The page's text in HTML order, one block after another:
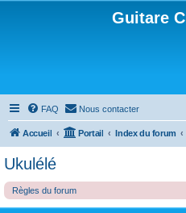
Guitare
FAQ Nous contacter
Accueil Portail Index du forum
Ukulélé
Règles du forum